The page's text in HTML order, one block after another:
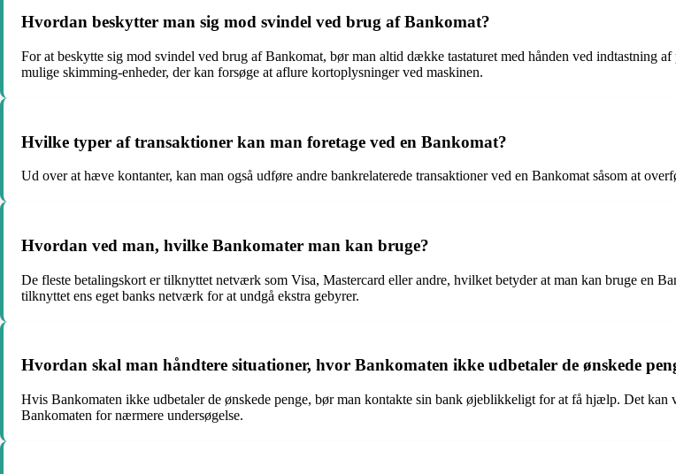
Hvordan beskytter man sig mod svindel ved brug af Bankomat?
For at beskytte sig mod svindel ved brug af Bankomat, bør man altid dække tastaturet med hånden ved indtastning
mulige skimming-enheder, der kan forsøge at aflure kortoplysninger ved maskinen.
Hvilke typer af transaktioner kan man foretage ved en Bankomat?
Ud over at hæve kontanter, kan man også udføre andre bankrelaterede transaktioner ved en Bankomat såsom at
Hvordan ved man, hvilke Bankomater man kan bruge?
De fleste betalingskort er tilknyttet netværk som Visa, Mastercard eller andre, hvilket betyder at man kan bruge en
tilknyttet ens eget banks netværk for at undgå ekstra gebyrer.
Hvordan skal man håndtere situationer, hvor Bankomaten ikke udbetaler de ønskede
Hvis Bankomaten ikke udbetaler de ønskede penge, bør man kontakte sin bank øjeblikkeligt for at få hjælp. Det
Bankomaten for nærmere undersøgelse.